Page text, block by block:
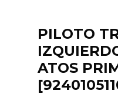
PILOTO
ATOS